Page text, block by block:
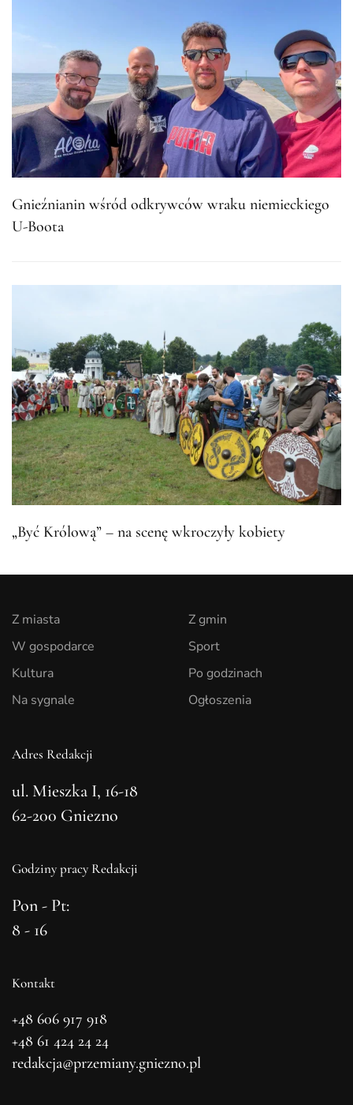
Gnieźnianin wśród odkrywców wraku niemieckiego
U-Boota
„Być Królową” – na scenę wkroczyły kobiety
Z miasta
W gospodarce
Kultura
Na sygnale
Z gmin
Sport
Po godzinach
Ogłoszenia
Adres Redakcji
ul. Mieszka I, 16-18
62-200 Gniezno
Godziny pracy Redakcji
Pon - Pt:
8 - 16
Kontakt
+48 606 917 918
+48 61 424 24 24
redakcja@przemiany.gniezno.pl